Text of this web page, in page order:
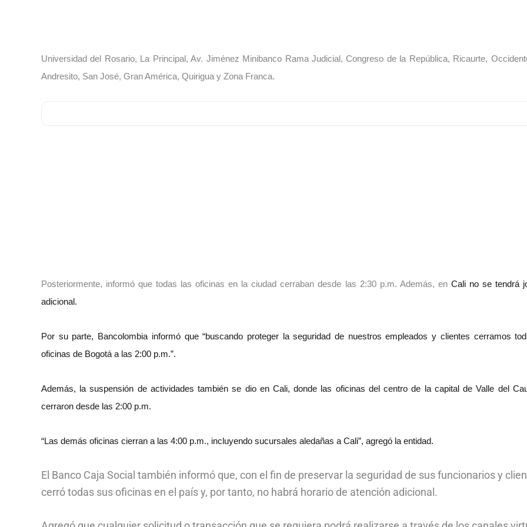
Universidad del Rosario, La Principal, Av. Jiménez Minibanco Rama Judicial, Congreso de la República, Ricaurte,
Andresito, San José, Gran América, Quirigua y Zona Franca.
Posteriormente, informó que todas las oficinas en la ciudad cerraban desde las 2:30 p.m. Además, en Cali no se tendrá
adicional.
Por su parte, Bancolombia informó que “buscando proteger la seguridad de nuestros empleados y clientes cerramos
oficinas de Bogotá a las 2:00 p.m.”.
Además, la suspensión de actividades también se dio en Cali, donde las oficinas del centro de la capital de Valle del
cerraron desde las 2:00 p.m.
“Las demás oficinas cierran a las 4:00 p.m., incluyendo sucursales aledañas a Cali”, agregó la entidad.
El Banco Caja Social también informó que, con el fin de preservar la seguridad de sus funcionarios y
cerró todas sus oficinas en el país y, por tanto, no habrá horario de atención adicional.